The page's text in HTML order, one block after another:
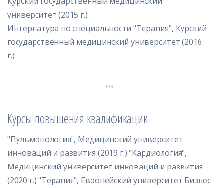
университет (2015 г.)
Интернатура по специальности "Терапия", Курский
государственный медицинский университет (2016
г.)
Курсы повышения квалификации
"Пульмонология", Медицинский университет
инноваций и развития (2019 г.) "Кардиология",
Медицинский университет инноваций и развития
(2020 г.) "Терапия", Европейский университет Бизнес